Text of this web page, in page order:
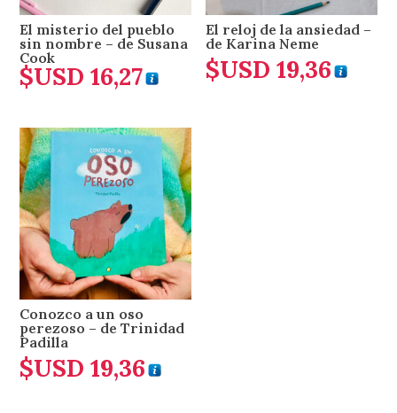
El misterio del pueblo
sin nombre – de Susana
Cook
$USD 16,27
El reloj de la ansiedad –
de Karina Neme
$USD 19,36
Conozco a un oso
perezoso – de Trinidad
Padilla
$USD 19,36